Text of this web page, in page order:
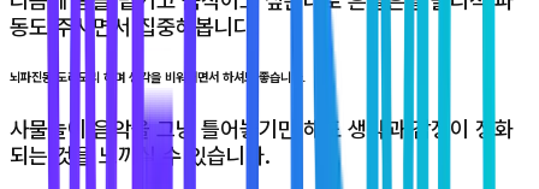
동도 주시면서 집중해봅니다.
뇌파진동 도리도리 하며 생각을 비워내면서 하셔도 좋습니다.
사물놀이 음악을 그냥 틀어놓기만 해도 생각과 감정이 정화
되는 것을 느끼실 수 있습니다.